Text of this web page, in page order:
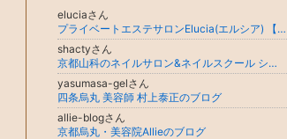
eluciaさん
プライベートエステサロンElucia(エルシア) 【宮津市 エステ･リラクゼーション(女性専用)】
shactyさん
京都山科のネイルサロン&ネイルスクール シャクティのブログ
yasumasa-gelさん
四条烏丸 美容師 村上泰正のブログ
allie-blogさん
京都烏丸・美容院Allieのブログ